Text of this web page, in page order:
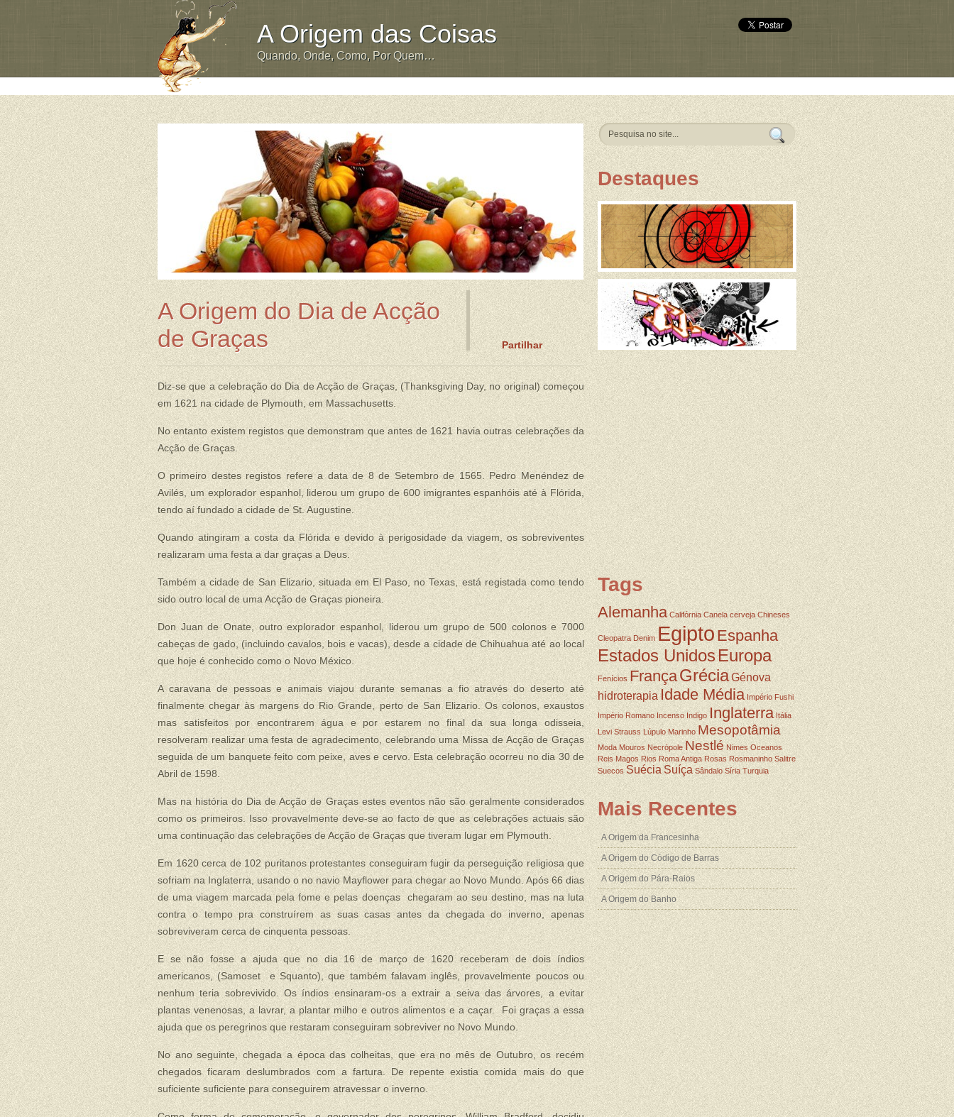
A Origem das Coisas
Quando, Onde, Como, Por Quem…
A Origem do Dia de Acção
de Graças
Partilhar
Diz-se que a celebração do Dia de Acção de Graças, (Thanksgiving Day, no original) começou
em 1621 na cidade de Plymouth, em Massachusetts.
No entanto existem registos que demonstram que antes de 1621 havia outras celebrações da
Acção de Graças.
O primeiro destes registos refere a data de 8 de Setembro de 1565. Pedro Menéndez de
Avilés, um explorador espanhol, liderou um grupo de 600 imigrantes espanhóis até à Flórida,
tendo aí fundado a cidade de St. Augustine.
Quando atingiram a costa da Flórida e devido à perigosidade da viagem, os sobreviventes
realizaram uma festa a dar graças a Deus.
Também a cidade de San Elizario, situada em El Paso, no Texas, está registada como tendo
sido outro local de uma Acção de Graças pioneira.
Don Juan de Onate, outro explorador espanhol, liderou um grupo de 500 colonos e 7000
cabeças de gado, (incluindo cavalos, bois e vacas), desde a cidade de Chihuahua até ao local
que hoje é conhecido como o Novo México.
A caravana de pessoas e animais viajou durante semanas a fio através do deserto até
finalmente chegar às margens do Rio Grande, perto de San Elizario. Os colonos, exaustos
mas satisfeitos por encontrarem água e por estarem no final da sua longa odisseia,
resolveram realizar uma festa de agradecimento, celebrando uma Missa de Acção de Graças
seguida de um banquete feito com peixe, aves e cervo. Esta celebração ocorreu no dia 30 de
Abril de 1598.
Mas na história do Dia de Acção de Graças estes eventos não são geralmente considerados
como os primeiros. Isso provavelmente deve-se ao facto de que as celebrações actuais são
uma continuação das celebrações de Acção de Graças que tiveram lugar em Plymouth.
Em 1620 cerca de 102 puritanos protestantes conseguiram fugir da perseguição religiosa que
sofriam na Inglaterra, usando o no navio Mayflower para chegar ao Novo Mundo. Após 66 dias
de uma viagem marcada pela fome e pelas doenças chegaram ao seu destino, mas na luta
contra o tempo pra construírem as suas casas antes da chegada do inverno, apenas
sobreviveram cerca de cinquenta pessoas.
E se não fosse a ajuda que no dia 16 de março de 1620 receberam de dois índios
americanos, (Samoset e Squanto), que também falavam inglês, provavelmente poucos ou
nenhum teria sobrevivido. Os índios ensinaram-os a extrair a seiva das árvores, a evitar
plantas venenosas, a lavrar, a plantar milho e outros alimentos e a caçar. Foi graças a essa
ajuda que os peregrinos que restaram conseguiram sobreviver no Novo Mundo.
No ano seguinte, chegada a época das colheitas, que era no mês de Outubro, os recém
chegados ficaram deslumbrados com a fartura. De repente existia comida mais do que
suficiente suficiente para conseguirem atravessar o inverno.
Destaques
Tags
Alemanha Califórnia Canela cerveja Chineses
Cleopatra Denim EgiptoEspanha
Estados UnidosEuropa
Fenícios FrançaGréciaGénova
hidroterapiaIdade Média Império Fushi
Império Romano Incenso Indigo Inglaterra Itália
Levi Strauss Lúpulo Marinho Mesopotâmia
Moda Mouros Necrópole Nestlé Nimes Oceanos
Reis Magos Rios Roma Antiga Rosas Rosmaninho Salitre
Suecos Suécia Suíça Sândalo Síria Turquia
Mais Recentes
A Origem da Francesinha
A Origem do Código de Barras
A Origem do Pára-Raios
A Origem do Banho